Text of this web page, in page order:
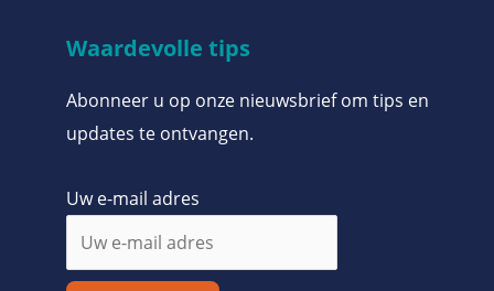
Waardevolle tips
Abonneer u op onze nieuwsbrief om tips en
updates te ontvangen.
Uw e-mail adres